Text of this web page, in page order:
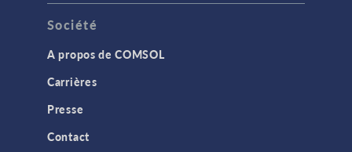
Société
A propos de COMSOL
Carrières
Presse
Contact